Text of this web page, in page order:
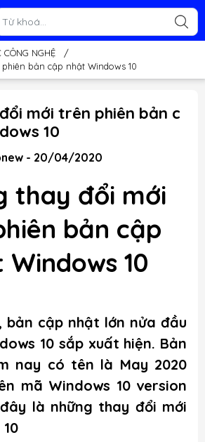
CÔNG NGHỆ
/
bản cập nhật Windows 10
mới trên phiên bản c
10
- 20/04/2020
thay đổi mới
bản cập
10
bản cập nhật lớn nửa đầu
10 sắp xuất hiện. Bản
nay có tên là May 2020
mã Windows 10 version
là những thay đổi mới